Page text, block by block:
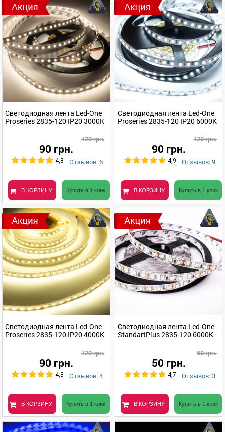
Светодиодная лента Led-One
Proseries 2835-120 IP20 3000K
120 грн.
90 грн.
4,8 Отзывов: 6
В КОРЗИНУ Купить в 1 клик
Светодиодная лента Led-One
Proseries 2835-120 IP20 6000K
120 грн.
90 грн.
4,9 Отзывов: 9
В КОРЗИНУ Купить в 1 клик
Светодиодная лента Led-One
Proseries 2835-120 IP20 4000K
120 грн.
90 грн.
4,8 Отзывов: 4
В КОРЗИНУ Купить в 1 клик
Светодиодная лента Led-One
StandartPlus 2835-120 6000K
60 грн.
50 грн.
4,7 Отзывов: 3
В КОРЗИНУ Купить в 1 клик